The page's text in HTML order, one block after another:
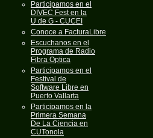
Participamos en el
DIVEC Fest en la
U de G - CUCEI
Conoce a FacturaLibre
Escuchanos en el
Programa de Radio
Fibra Optica
Participamos en el
Festival de
Software Libre en
Puerto Vallarta
Participamos en la
Primera Semana
De La Ciencia en
CUTonola